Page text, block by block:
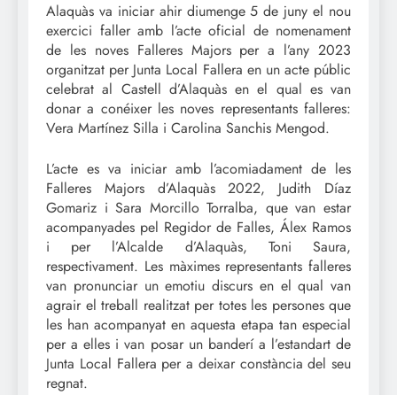
Alaquàs va iniciar ahir diumenge 5 de juny el nou
exercici faller amb l’acte oficial de nomenament
de les noves Falleres Majors per a l’any 2023
organitzat per Junta Local Fallera en un acte públic
celebrat al Castell d’Alaquàs en el qual es van
donar a conéixer les noves representants falleres:
Vera Martínez Silla i Carolina Sanchis Mengod.
L’acte es va iniciar amb l’acomiadament de les
Falleres Majors d’Alaquàs 2022, Judith Díaz
Gomariz i Sara Morcillo Torralba, que van estar
acompanyades pel Regidor de Falles, Álex Ramos
i per l’Alcalde d’Alaquàs, Toni Saura,
respectivament. Les màximes representants falleres
van pronunciar un emotiu discurs en el qual van
agrair el treball realitzat per totes les persones que
les han acompanyat en aquesta etapa tan especial
per a elles i van posar un banderí a l’estandart de
Junta Local Fallera per a deixar constància del seu
regnat.